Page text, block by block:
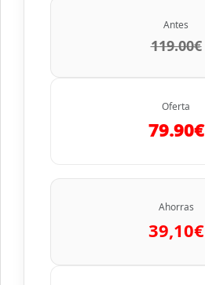
Antes
119.00€
Oferta
79.90€
Ahorras
39,10€